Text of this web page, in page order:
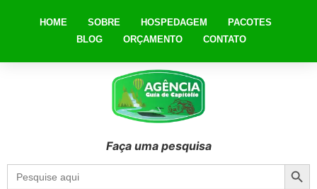
HOME SOBRE HOSPEDAGEM
PACOTES
BLOG
ORÇAMENTO CONTATO
Faça uma pesquisa
Search
for: